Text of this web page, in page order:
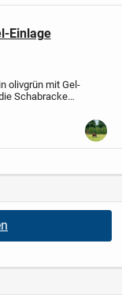
Einlage
olivgrün mit Gel-
Schabracke
17 und 18
Richtlinie...